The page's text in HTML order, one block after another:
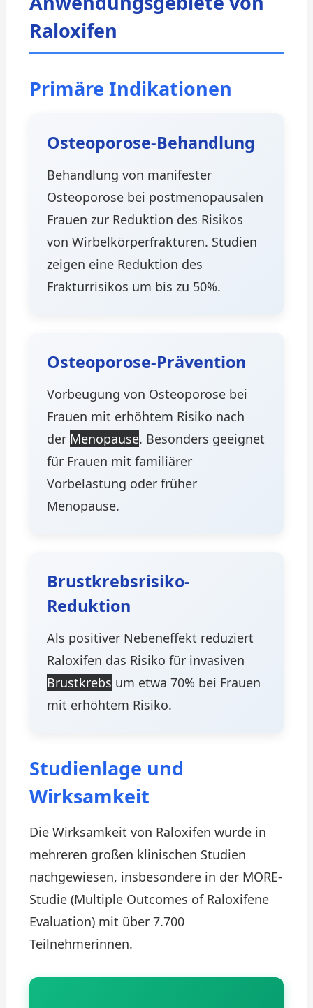
Raloxifen
Primäre Indikationen
Osteoporose-Behandlung
Behandlung von manifester
Osteoporose bei postmenopausalen
Frauen zur Reduktion des Risikos
von Wirbelkörperfrakturen. Studien
zeigen eine Reduktion des
Frakturrisikos um bis zu 50%.
Osteoporose-Prävention
Vorbeugung von Osteoporose bei
Frauen mit erhöhtem Risiko nach
der Menopause. Besonders geeignet
für Frauen mit familiärer
Vorbelastung oder früher
Menopause.
Brustkrebsrisiko-
Reduktion
Als positiver Nebeneffekt reduziert
Raloxifen das Risiko für invasiven
Brustkrebs um etwa 70% bei Frauen
mit erhöhtem Risiko.
Studienlage und
Wirksamkeit
Die Wirksamkeit von Raloxifen wurde in
mehreren großen klinischen Studien
nachgewiesen, insbesondere in der MORE-
Studie (Multiple Outcomes of Raloxifene
Evaluation) mit über 7.700
Teilnehmerinnen.